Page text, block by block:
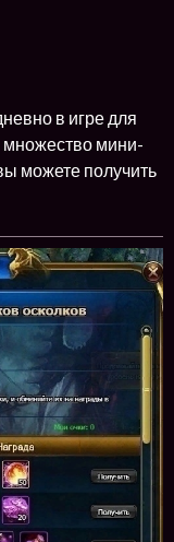
в игре для
мини-
можете получить